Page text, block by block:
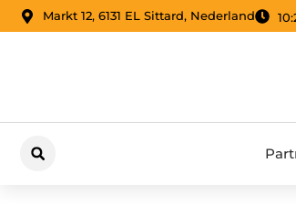
Markt 12, 6131 EL Sittard, Nederland